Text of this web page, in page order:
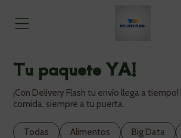
Tu paquete YA!
¡Con Delivery Flash tu envío llega a
comida, siempre a tu puerta.
Todas Alimentos Big Data